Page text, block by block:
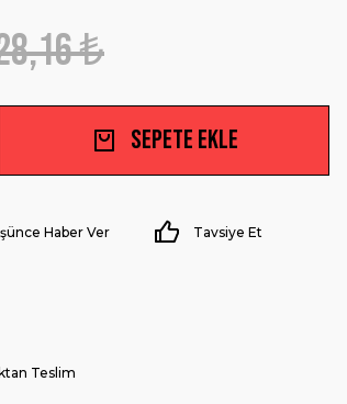
₺
Sepete Ekle
Haber Ver Tavsiye Et
Teslim